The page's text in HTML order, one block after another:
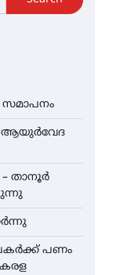
സമാപനം
ആയുർവേദ
താനൂർ
പണം